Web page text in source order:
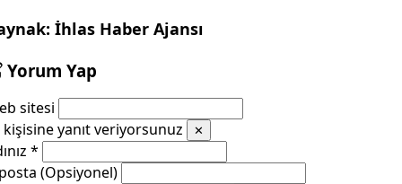
İhlas Haber Ajansı
Yorum Yap
sitesi
kişisine yanıt veriyorsunuz
✕
*
(Opsiyonel)